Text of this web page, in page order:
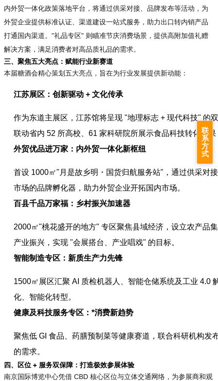
内外贸一体化政策落地平台，将通过供采对接、品牌发布等活动，为
外贸企业提供标准认证、渠道建设一站式服务，助力出口转内销产品
打通国内渠道。"礼品专区" 则瞄准节庆消费场景，提供高附加值礼赠
解决方案，满足消费者对高品质礼品的需求。
三、聚焦五大亮点：赋能行业新赛道
本届糖酒会精心策划五大亮点，旨在为行业发展提供新动能：
江苏展区：创新驱动 + 文化传承
作为东道主展区，江苏馆将呈现 "地理标志 + 现代科技" 的
联动省内 52 所高校、61 家科研院所展示食品科技转化成
外贸优品进万家：内外贸一体化新枢纽
首设 1000㎡"月是故乡明・国货归航服务站"，通过供采对
市场的品牌孵化器，助力外贸企业开拓国内市场。
百县千品万家福：乡村振兴加速器
2000㎡"桃花盛开的地方" 专区聚焦县域经济，设立农产品
产业振兴，实现 "会展搭台、产业唱戏" 的目标。
智能制造专区：新质生产力先锋
1500㎡展区汇聚 AI 质检机器人、智能仓储系统及工业 4.0
化、智能化转型。
健康及科技服务专区：*消费新趋势
聚焦低 GI 食品、药膳预制菜等健康赛道，联合科研机构
的需求。
四、区位 + 服务双保障：打造极效参展体验
南京国际博览中心凭借 CBD 核心区位与立体交通网络，为参展商和观
联
系
方
式